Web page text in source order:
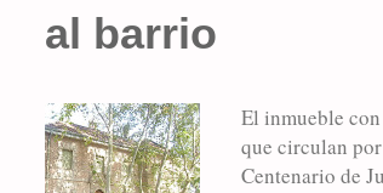
al barrio
El inmueble
que circulan
Centenario de